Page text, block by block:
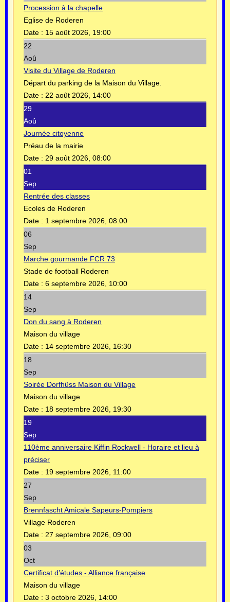
Procession à la chapelle
Eglise de Roderen
Date : 15 août 2026, 19:00
22
Aoû
Visite du Village de Roderen
Départ du parking de la Maison du Village.
Date : 22 août 2026, 14:00
29
Aoû
Journée citoyenne
Préau de la mairie
Date : 29 août 2026, 08:00
01
Sep
Rentrée des classes
Ecoles de Roderen
Date : 1 septembre 2026, 08:00
06
Sep
Marche gourmande FCR 73
Stade de football Roderen
Date : 6 septembre 2026, 10:00
14
Sep
Don du sang à Roderen
Maison du village
Date : 14 septembre 2026, 16:30
18
Sep
Soirée Dorfhüss Maison du Village
Maison du village
Date : 18 septembre 2026, 19:30
19
Sep
110ème anniversaire Kiffin Rockwell - Horaire et lieu à
préciser
Date : 19 septembre 2026, 11:00
27
Sep
Brennfascht Amicale Sapeurs-Pompiers
Village Roderen
Date : 27 septembre 2026, 09:00
03
Oct
Certificat d’études - Alliance française
Maison du village
Date : 3 octobre 2026, 14:00